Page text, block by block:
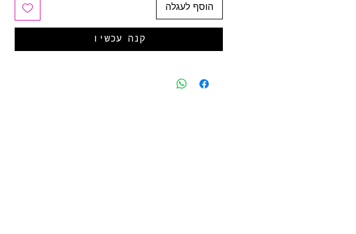
הוסף לעגלה
קנה עכשיו